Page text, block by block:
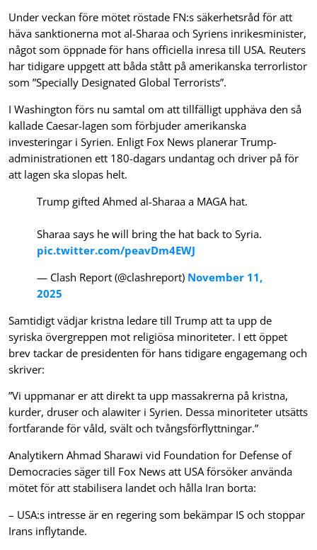
Under veckan före mötet röstade FN:s säkerhetsråd för att
häva sanktionerna mot al-Sharaa och Syriens inrikesminister,
något som öppnade för hans officiella inresa till USA. Reuters
har tidigare uppgett att båda stått på amerikanska terrorlistor
som ”Specially Designated Global Terrorists”.
I Washington förs nu samtal om att tillfälligt upphäva den så
kallade Caesar-lagen som förbjuder amerikanska
investeringar i Syrien. Enligt Fox News planerar Trump-
administrationen ett 180-dagars undantag och driver på för
att lagen ska slopas helt.
Trump gifted Ahmed al-Sharaa a MAGA hat.
Sharaa says he will bring the hat back to Syria.
pic.twitter.com/peavDm4EWJ
— Clash Report (@clashreport) November 11,
2025
Samtidigt vädjar kristna ledare till Trump att ta upp de
syriska övergreppen mot religiösa minoriteter. I ett öppet
brev tackar de presidenten för hans tidigare engagemang och
skriver:
”Vi uppmanar er att direkt ta upp massakrerna på kristna,
kurder, druser och alawiter i Syrien. Dessa minoriteter utsätts
fortfarande för våld, svält och tvångsförflyttningar.”
Analytikern Ahmad Sharawi vid Foundation for Defense of
Democracies säger till Fox News att USA försöker använda
mötet för att stabilisera landet och hålla Iran borta:
– USA:s intresse är en regering som bekämpar IS och stoppar
Irans inflytande.